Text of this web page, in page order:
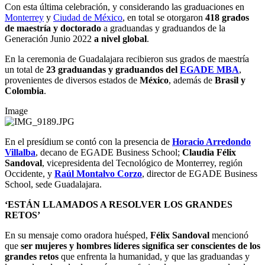
Con esta última celebración, y considerando las graduaciones en
Monterrey y Ciudad de México, en total se otorgaron 418 grados
de maestría y doctorado a graduandas y graduandos de la
Generación Junio 2022 a nivel global.
En la ceremonia de Guadalajara recibieron sus grados de maestría
un total de 23 graduandas y graduandos del EGADE MBA,
provenientes de diversos estados de México, además de Brasil y
Colombia.
Image
En el presídium se contó con la presencia de Horacio Arredondo
Villalba, decano de EGADE Business School; Claudia Félix
Sandoval, vicepresidenta del Tecnológico de Monterrey, región
Occidente, y Raúl Montalvo Corzo, director de EGADE Business
School, sede Guadalajara.
‘ESTÁN LLAMADOS A RESOLVER LOS GRANDES
RETOS’
En su mensaje como oradora huésped, Félix Sandoval mencionó
que ser mujeres y hombres líderes significa ser conscientes de los
grandes retos que enfrenta la humanidad, y que las graduandas y